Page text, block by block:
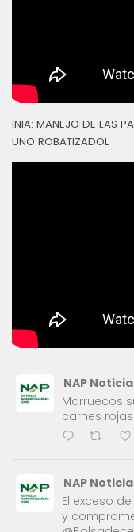
INIA: MANEJO DE LAS
UNO ROBATIZADOL
NAP
Marruecos
carnes
NAP
El exceso
y